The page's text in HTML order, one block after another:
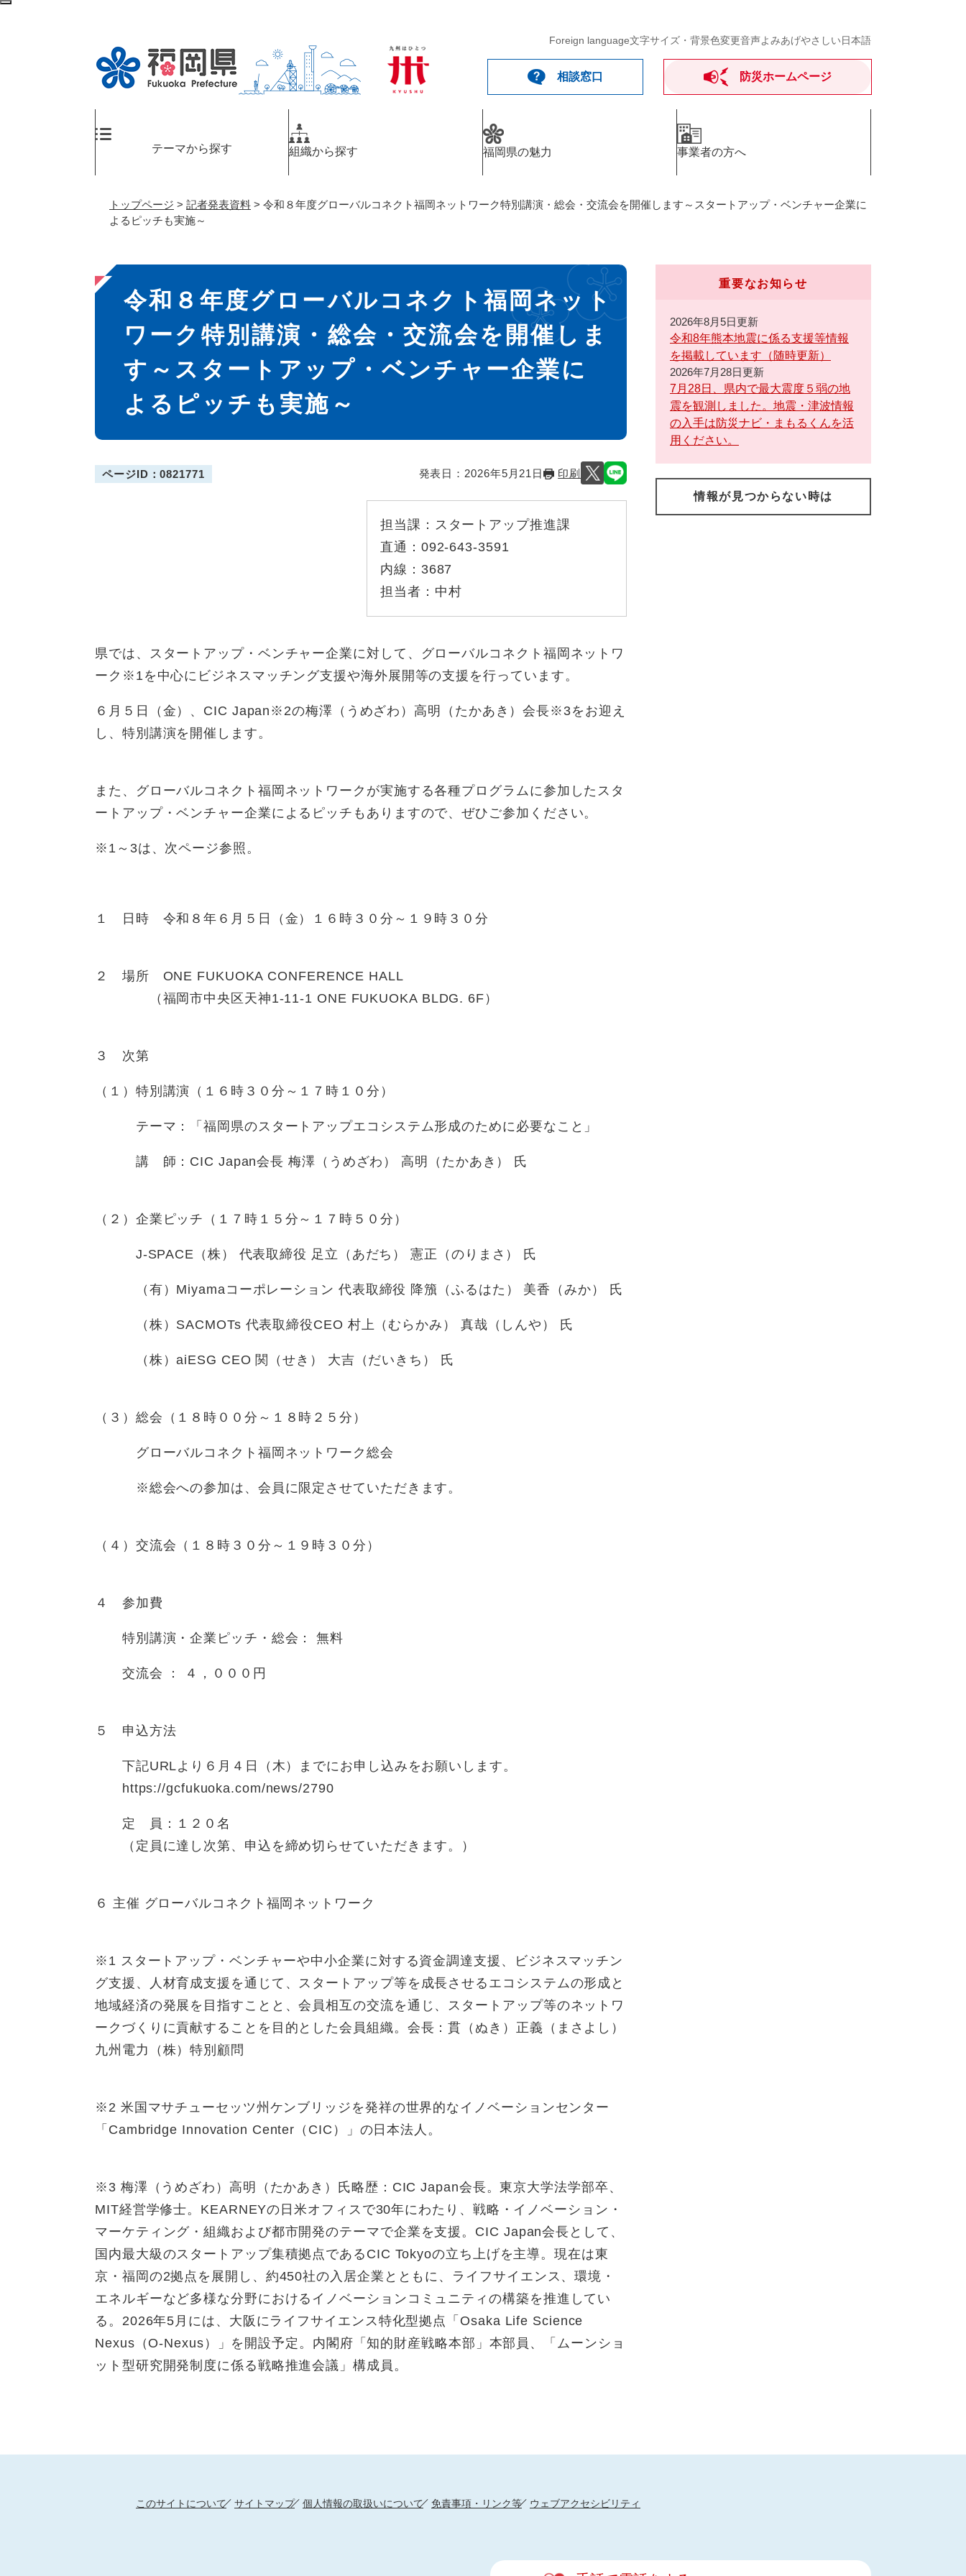
ペ
メ
Foreign language文字サイズ・背景色変更音声よみあげやさしい日本語
相談窓口 防災ホームページ
テーマから探す 組織から探す 福岡県の魅力 事業者の方へ
トップページ > 記者発表資料 > 令和８年度グローバルコネクト福岡ネットワーク特別講演・総会・交流会を開催します～スタートアップ・ベンチャー企業に
よるピッチも実施～
本
文
令和８年度グローバルコネクト福岡ネット
ワーク特別講演・総会・交流会を開催しま
す～スタートアップ・ベンチャー企業に
よるピッチも実施～
ページID：0821771 発表日： 2026年5月21日 印刷
担当課： スタートアップ推進課
直通： 092-643-3591
内線： 3687
担当者： 中村
県では、スタートアップ・ベンチャー企業に対して、グローバルコネクト福岡ネットワ
ーク※1を中心にビジネスマッチング支援や海外展開等の支援を行っています。
６月５日（金）、CIC Japan※2の梅澤（うめざわ）高明（たかあき）会長※3をお迎え
し、特別講演を開催します。
また、グローバルコネクト福岡ネットワークが実施する各種プログラムに参加したスタ
ートアップ・ベンチャー企業によるピッチもありますので、ぜひご参加ください。
​※1～3は、次ページ参照。
１ 日時 令和８年６月５日（金）１６時３０分～１９時３０分
２ 場所 ONE FUKUOKA CONFERENCE HALL
（福岡市中央区天神1-11-1 ONE FUKUOKA BLDG. 6F）
３ 次第
（１）特別講演（１６時３０分～１７時１０分）
テーマ：「福岡県のスタートアップエコシステム形成のために必要なこと」
講 師：CIC Japan会長 梅澤（うめざわ） 高明（たかあき） 氏
（２）企業ピッチ（１７時１５分～１７時５０分）
J-SPACE（株） 代表取締役 足立（あだち） 憲正（のりまさ） 氏
（有）Miyamaコーポレーション 代表取締役 降籏（ふるはた） 美香（みか） 氏
（株）SACMOTs 代表取締役CEO 村上（むらかみ） 真哉（しんや） 氏
（株）aiESG CEO 関（せき） 大吉（だいきち） 氏
（３）総会（１８時００分～１８時２５分）
グローバルコネクト福岡ネットワーク総会
※総会への参加は、会員に限定させていただきます。
（４）交流会（１８時３０分～１９時３０分）
４ 参加費
特別講演・企業ピッチ・総会： 無料
交流会 ： ４，０００円
５ 申込方法
下記URLより６月４日（木）までにお申し込みをお願いします。
https://gcfukuoka.com/news/2790
定 員：１２０名
（定員に達し次第、申込を締め切らせていただきます。）
６ 主催 グローバルコネクト福岡ネットワーク
※1 スタートアップ・ベンチャーや中小企業に対する資金調達支援、ビジネスマッチン
グ支援、人材育成支援を通じて、スタートアップ等を成長させるエコシステムの形成と
地域経済の発展を目指すことと、会員相互の交流を通じ、スタートアップ等のネットワ
ークづくりに貢献することを目的とした会員組織。会長：貫（ぬき）正義（まさよし）
九州電力（株）特別顧問
※2 米国マサチューセッツ州ケンブリッジを発祥の世界的なイノベーションセンター
「Cambridge Innovation Center（CIC）」の日本法人。
※3 梅澤（うめざわ）高明（たかあき）氏略歴：CIC Japan会長。東京大学法学部卒、
MIT経営学修士。KEARNEYの日米オフィスで30年にわたり、戦略・イノベーション・
マーケティング・組織および都市開発のテーマで企業を支援。CIC Japan会長として、
国内最大級のスタートアップ集積拠点であるCIC Tokyoの立ち上げを主導。現在は東
京・福岡の2拠点を展開し、約450社の入居企業とともに、ライフサイエンス、環境・
エネルギーなど多様な分野におけるイノベーションコミュニティの構築を推進してい
る。2026年5月には、大阪にライフサイエンス特化型拠点「Osaka Life Science
Nexus（O-Nexus）」を開設予定。内閣府「知的財産戦略本部」本部員、「ムーンショ
ット型研究開発制度に係る戦略推進会議」構成員。
重要なお知らせ
2026年8月5日更新
令和8年熊本地震に係る支援等情報
を掲載しています（随時更新）
2026年7月28日更新
7月28日、県内で最大震度５弱の地
震を観測しました。地震・津波情報
の入手は防災ナビ・まもるくんを活
用ください。
情報が見つからない時は
このサイトについて サイトマップ 個人情報の取扱いについて 免責事項・リンク等 ウェブアクセシビリティ